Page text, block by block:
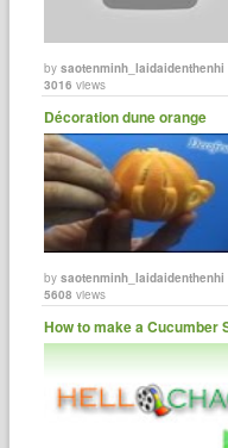
bysaotenminh_laidaidenthenhi
3016 views
Décoration dune orange
bysaotenminh_laidaidenthenhi
5608 views
How to make a Cucumber